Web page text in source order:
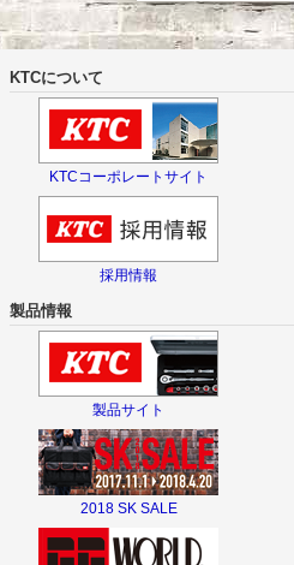
KTCについて
KTCコーポレートサイト
採用情報
製品情報
製品サイト
2018 SK SALE